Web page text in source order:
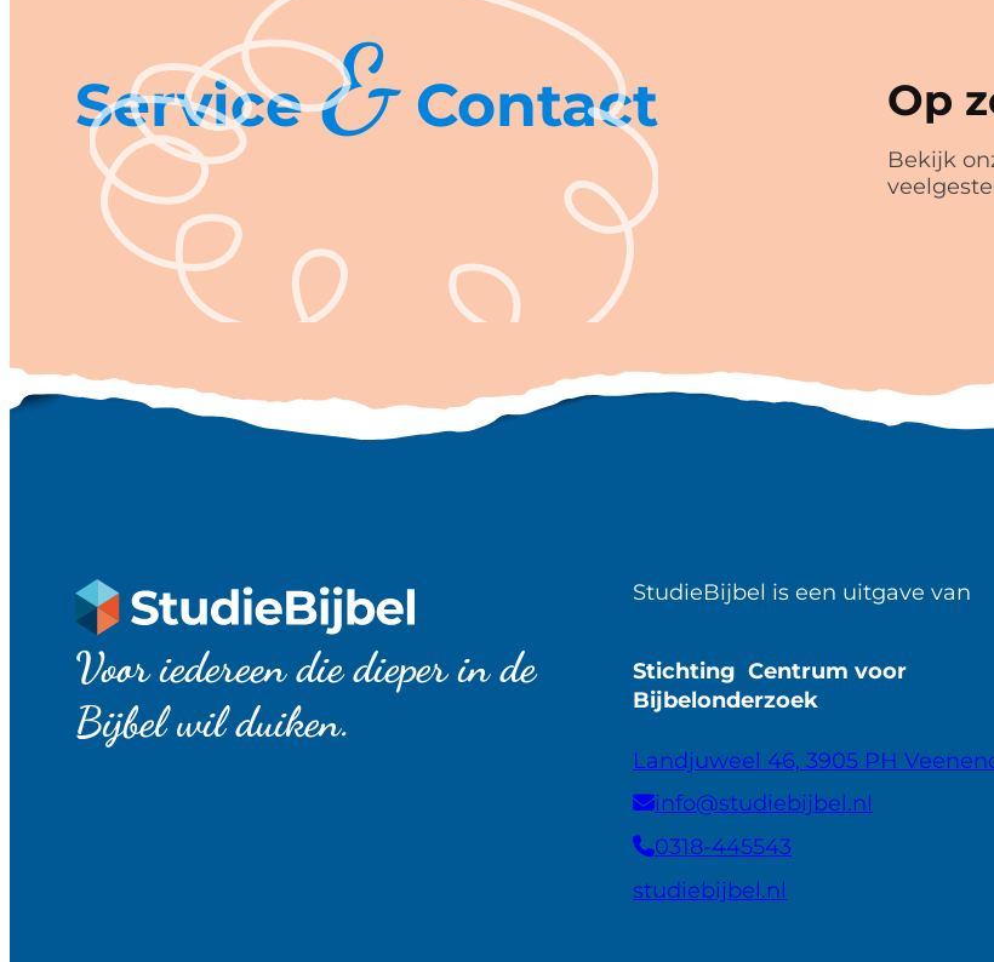
Service&Contact Op
Bekijk
Voor iedereen die dieper in de
Bijbel wil duiken.
StudieBijbel is een uitgave van
Stichting Centrum voor
Bijbelonderzoek
Landjuweel 46, 3905 PH
info@studiebijbel.nl
0318-445543
studiebijbel.nl